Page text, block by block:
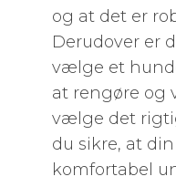
og at det er
Derudover er
vælge et
at rengøre og
vælge det
du sikre, at
komfortabel